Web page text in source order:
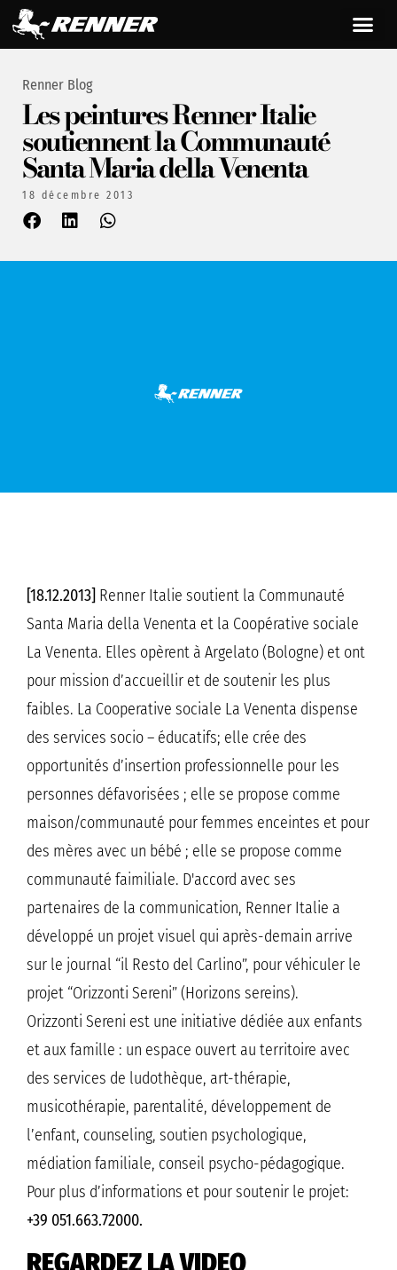
Renner Blog
Les peintures Renner Italie
soutiennent la Communauté
Santa Maria della Venenta
18 décembre 2013
[18.12.2013] Renner Italie soutient la Communauté
Santa Maria della Venenta et la Coopérative sociale
La Venenta. Elles opèrent à Argelato (Bologne) et ont
pour mission d’accueillir et de soutenir les plus
faibles. La Cooperative sociale La Venenta dispense
des services socio – éducatifs; elle crée des
opportunités d’insertion professionnelle pour les
personnes défavorisées ; elle se propose comme
maison/communauté pour femmes enceintes et pour
des mères avec un bébé ; elle se propose comme
communauté faimiliale. D'accord avec ses
partenaires de la communication, Renner Italie a
développé un projet visuel qui après-demain arrive
sur le journal “il Resto del Carlino”, pour véhiculer le
projet “Orizzonti Sereni” (Horizons sereins).
Orizzonti Sereni est une initiative dédiée aux enfants
et aux famille : un espace ouvert au territoire avec
des services de ludothèque, art-thérapie,
musicothérapie, parentalité, développement de
l’enfant, counseling, soutien psychologique,
médiation familiale, conseil psycho-pédagogique.
Pour plus d’informations et pour soutenir le projet:
+39 051.663.72000.
REGARDEZ LA VIDEO